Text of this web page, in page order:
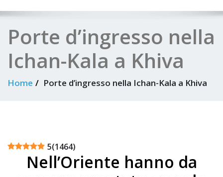
Porte d’ingresso nella
Ichan-Kala a Khiva
Home Porte d’ingresso nella Ichan-Kala a Khiva
5(1464)
Nell’Oriente hanno da